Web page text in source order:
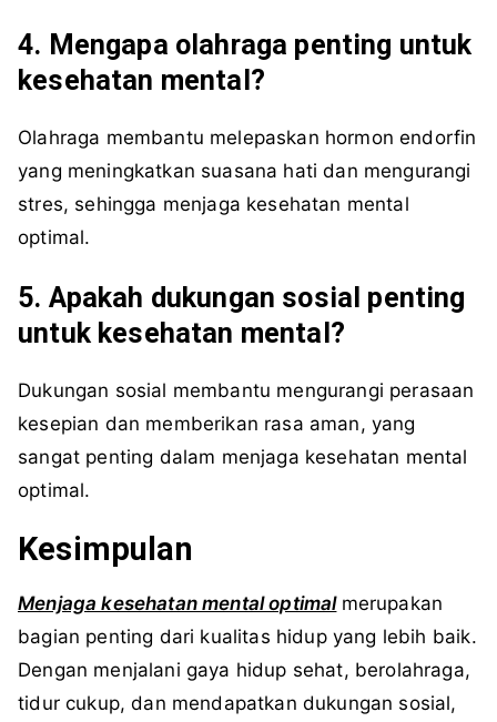
4. Mengapa olahraga penting untuk
kesehatan mental?
Olahraga membantu melepaskan hormon endorfin
yang meningkatkan suasana hati dan mengurangi
stres, sehingga menjaga kesehatan mental
optimal.
5. Apakah dukungan sosial penting
untuk kesehatan mental?
Dukungan sosial membantu mengurangi perasaan
kesepian dan memberikan rasa aman, yang
sangat penting dalam menjaga kesehatan mental
optimal.
Kesimpulan
Menjaga kesehatan mental optimal merupakan
bagian penting dari kualitas hidup yang lebih baik.
Dengan menjalani gaya hidup sehat, berolahraga,
tidur cukup, dan mendapatkan dukungan sosial,